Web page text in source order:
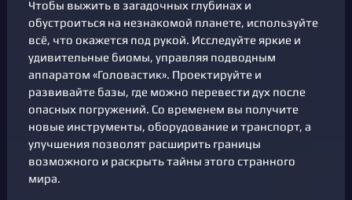
Чтобы выжить в загадочных глубинах и
обустроиться на незнакомой планете, используйте
всё, что окажется под рукой. Исследуйте яркие и
удивительные биомы, управляя подводным
аппаратом «Головастик». Проектируйте и
развивайте базы, где можно перевести дух после
опасных погружений. Со временем вы получите
новые инструменты, оборудование и транспорт, а
улучшения позволят расширить границы
возможного и раскрыть тайны этого странного
мира.